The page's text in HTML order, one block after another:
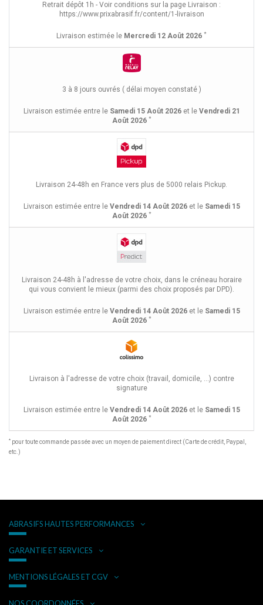
Retrait dépôt 1h - Voir conditions sur la page Livraison :
https://www.prixabrasif.fr/content/1-livraison
Livraison estimée le Mercredi 12 Août 2026 *
3 à 8 jours ouvrés ( délai moyen constaté )
Livraison estimée entre le Samedi 15 Août 2026et le Vendredi 21
Août 2026 *
Livraison 24-48h en France vers plus de 5000 relais Pickup.
Livraison estimée entre le Vendredi 14 Août 2026et le Samedi 15
Août 2026 *
Livraison 24-48h à l'adresse de votre choix, dans le créneau horaire
qui vous convient le mieux (parmi des choix proposés par DPD).
Livraison estimée entre le Vendredi 14 Août 2026et le Samedi 15
Août 2026 *
Livraison à l'adresse de votre choix (travail, domicile, ...) contre
signature
Livraison estimée entre le Vendredi 14 Août 2026et le Samedi 15
Août 2026 *
* pour toute commande passée avec un moyen de paiement direct (Carte de crédit, Paypal,
etc.)
ABRASIFS HAUTES PERFORMANCES
GARANTIE ET SERVICES
MENTIONS LÉGALES ET CGV